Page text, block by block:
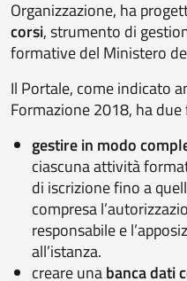
Organizzazione, ha
corsi, strumento di
formative del Ministero
Il Portale, come indicato
Formazione 2018, ha
gestire in modo
ciascuna attività
di iscrizione fino a
compresa
responsabile e
all’istanza.
creare unabanca dati